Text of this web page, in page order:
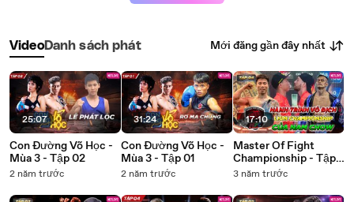
VideoDanh sách phát Mới đăng gần đây nhất
25:07
Con Đường Võ Học -
Mùa 3 - Tập 02
2 năm trước
31:24
Con Đường Võ Học -
Mùa 3 - Tập 01
2 năm trước
17:10
Master Of Fight
Championship - Tập
04
3 năm trước